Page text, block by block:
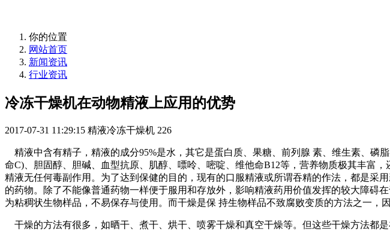
你的位置
网站首页
新闻资讯
行业资讯
冷冻干燥机在动物精液上应用的优势
2017-07-31 11:29:15 精液冷冻干燥机 226
精液中含有精子，精液的成分95%是水，其它是蛋白质、果糖、前列腺 素、维生素、磷
命C)、胆固醇、胆碱、血型抗原、肌醇、嘌呤、嘧啶、维他命B12等，营养物质极其丰富
精液无任何毒副作用。为了达到保健的目的，现有的口服精液或所谓吞精的作法，都是采
的药物。除了不能像普通药物一样便于服用和存放外，影响精液药用价值发挥的较大障碍
为粘稠状生物样品，不易保存与使用。而干燥是保 持生物样品不致腐败变质的方法之一，
干燥的方法有很多，如晒干、煮干、烘干、喷雾干燥和真空干燥等。但这些干燥方法都